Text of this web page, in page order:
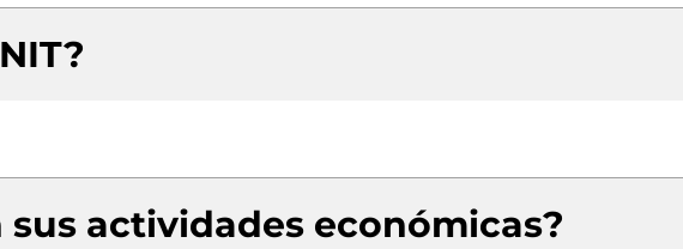
sus actividades económicas?